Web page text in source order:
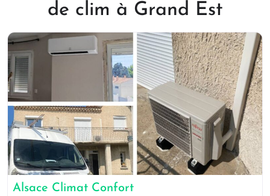
de clim à Grand Est
Alsace Climat Confort